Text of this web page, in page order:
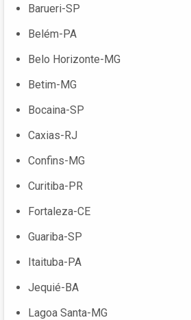
Barueri-SP
Belém-PA
Belo Horizonte-MG
Betim-MG
Bocaina-SP
Caxias-RJ
Confins-MG
Curitiba-PR
Fortaleza-CE
Guariba-SP
Itaituba-PA
Jequié-BA
Lagoa Santa-MG